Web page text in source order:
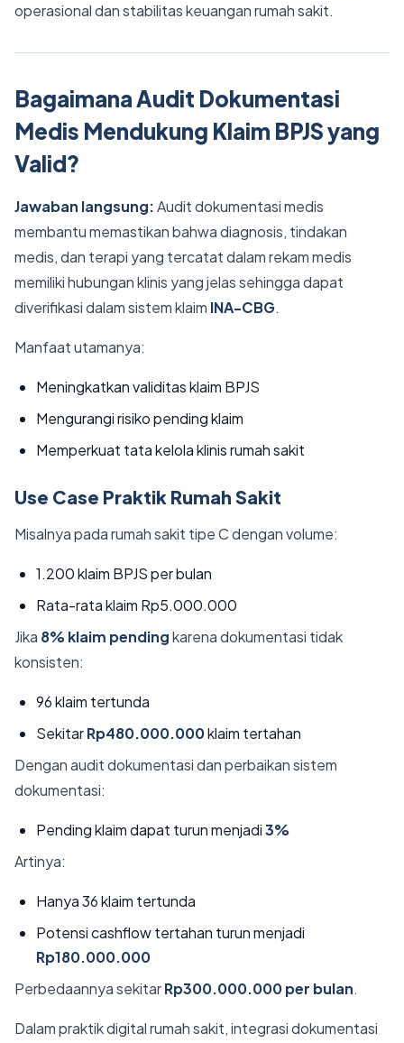
operasional dan stabilitas keuangan rumah sakit.
Bagaimana Audit Dokumentasi
Medis Mendukung Klaim BPJS yang
Valid?
Jawaban langsung:Audit dokumentasi medis
membantu memastikan bahwa diagnosis, tindakan
medis, dan terapi yang tercatat dalam rekam medis
memiliki hubungan klinis yang jelas sehingga dapat
diverifikasi dalam sistem klaim INA-CBG.
Manfaat utamanya:
Meningkatkan validitas klaim BPJS
Mengurangi risiko pending klaim
Memperkuat tata kelola klinis rumah sakit
Use Case Praktik Rumah Sakit
Misalnya pada rumah sakit tipe C dengan volume:
1.200 klaim BPJS per bulan
Rata-rata klaim Rp5.000.000
Jika 8% klaim pendingkarena dokumentasi tidak
konsisten:
96 klaim tertunda
SekitarRp480.000.000klaim tertahan
Dengan audit dokumentasi dan perbaikan sistem
dokumentasi:
Pending klaim dapat turun menjadi3%
Artinya:
Hanya 36 klaim tertunda
Potensi cashflow tertahan turun menjadi
Rp180.000.000
Perbedaannya sekitarRp300.000.000 per bulan.
Dalam praktik digital rumah sakit, integrasi dokumentasi